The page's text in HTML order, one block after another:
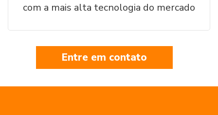
com a mais alta tecnologia do mercado
Entre em contato